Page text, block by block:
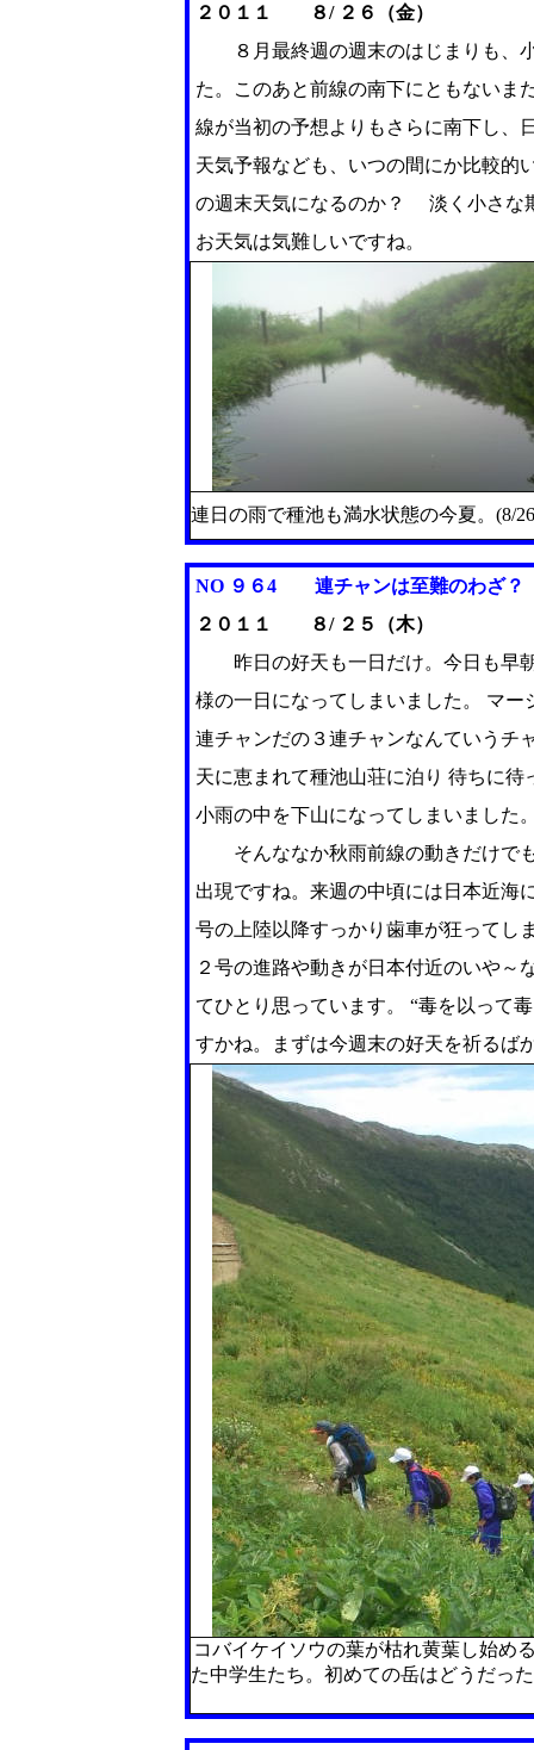
２０１１ ８/ ２６（金）
８月最終週の週末のはじまりも、小
た。このあと前線の南下にともないま
線が当初の予想よりもさらに南下し、
天気予報なども、いつの間にか比較
の週末天気になるのか？ 淡く小さな
お天気は気難しいですね。
連日の雨で種池も満水状態の今夏。(8/
NO ９６4 連チャンは至難のわざ？
２０１１ ８/ ２５（木）
昨日の好天も一日だけ。今日も早朝
様の一日になってしまいました。 マ
連チャンだの３連チャンなんていうチ
天に恵まれて種池山荘に泊り 待ちに
小雨の中を下山になってしまいました
そんななか秋雨前線の動きだけでも
出現ですね。来週の中頃には日本近
号の上陸以降すっかり歯車が狂ってし
２号の進路や動きが日本付近のいや
てひとり思っています。 “毒を以って
すかね。まずは今週末の好天を祈るば
コバイケイソウの葉が枯れ黄葉し始め
た中学生たち。初めての岳はどうだ